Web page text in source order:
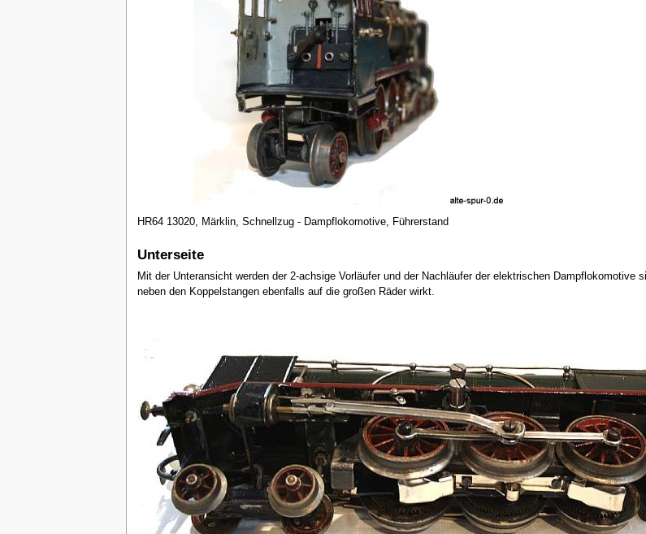
HR64 13020, Märklin, Schnellzug - Dampflokomotive, Führerstand
Unterseite
Mit der Unteransicht werden der 2-achsige Vorläufer und der Nachläufer der elektrischen
neben den Koppelstangen ebenfalls auf die großen Räder wirkt.